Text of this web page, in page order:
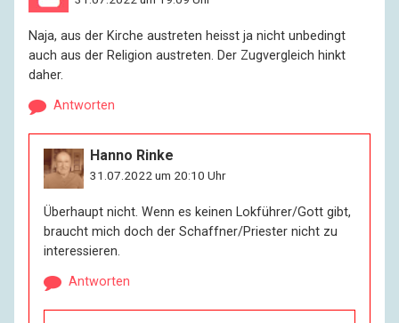
Naja, aus der Kirche austreten heisst ja nicht unbedingt
auch aus der Religion austreten. Der Zugvergleich hinkt
daher.
Antworten
Hanno Rinke
31.07.2022 um 20:10 Uhr
Überhaupt nicht. Wenn es keinen Lokführer/Gott gibt,
braucht mich doch der Schaffner/Priester nicht zu
interessieren.
Antworten